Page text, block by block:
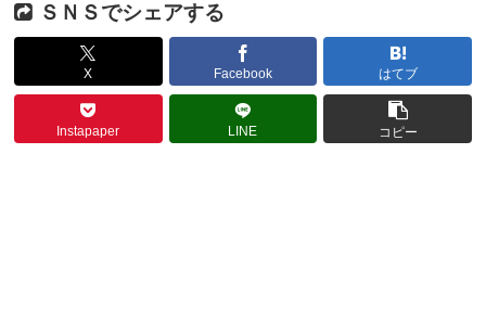
ＳＮＳでシェアする
X Facebook はてブ
Instapaper LINE コピー